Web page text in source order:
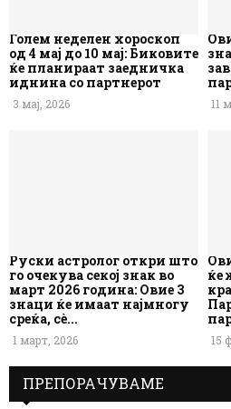
Голем неделен хороскоп
од 4 мај до 10 мај: Биковите
ќе планираат заедничка
иднина со партнерот
3 мај, 2026 11
Руски астролог откри што
го очекува секој знак во
март 2026 година: Овие 3
знаци ќе имаат најмногу
среќа, сè...
1 март, 2026
ќе
15
ПРЕПОРАЧУВАМЕ